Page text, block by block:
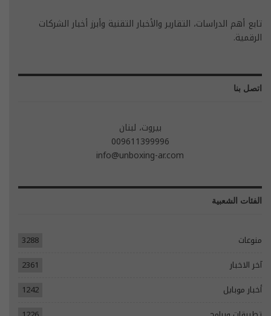
تابع أهم الدراسات، التقارير والأخبار التقنية وأبرز أخبار الشركات
الرقمية.
اتصل بنا
بيروت، لبنان
009611399996
info@unboxing-ar.com
الفئات الشعبية
منوعات
3288
آخر الاخبار
2361
أخبار موبايل
1242